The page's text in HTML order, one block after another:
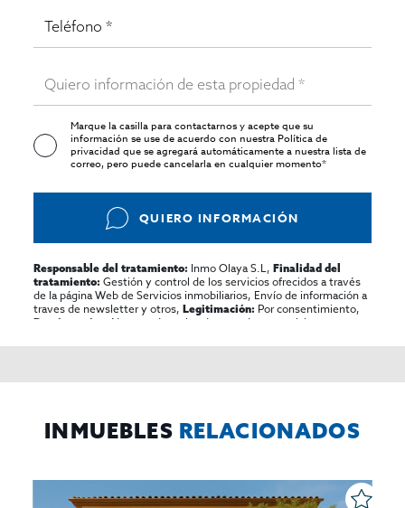
Marque la casilla para contactarnos y acepte que su
información se use de acuerdo con nuestraPolítica de
privacidadque se agregará automáticamente a nuestra lista de
correo, pero puede cancelarla en cualquier momento*
QUIERO INFORMACIÓN
Responsable del tratamiento: Inmo Olaya S.L,Finalidad del
tratamiento: Gestión y control de los servicios ofrecidos a través
de la página Web de Servicios inmobiliarios, Envío de información a
traves de newsletter y otros,Legitimación: Por consentimiento,
Destinatarios:
No se cederan los datos, salvo para elaborar
rectificar y suprimir los datos, solicitar la portabilidad de los
INMUEBLES RELACIONADOS